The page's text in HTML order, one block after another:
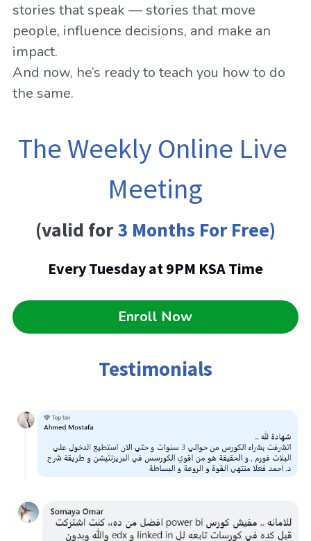
stories that speak — stories that move
people, influence decisions, and make an
impact.
And now, he’s ready to teach you how to do
the same.
The Weekly Online Live
Meeting
(valid for 3 Months For Free)
Every Tuesday at 9PM KSA Time
Enroll Now
Testimonials